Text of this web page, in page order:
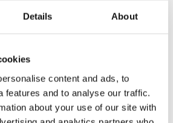
Details About
content and ads, to
features and to analyse our traffic.
about your use of our site with
l’impôt sur les salaires et de la sécurité
ADEM
des salaires
tous les services sur labase des bases
de comptabilité salariale.
salariale numérique au